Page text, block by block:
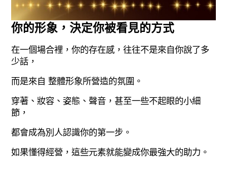
你的形象，決定你被看見的方式
在一個場合裡，你的存在感，往往不是來自你說了多
少話，
而是來自 整體形象所營造的氛圍。
穿著、妝容、姿態、聲音，甚至一些不起眼的小細
節，
都會成為別人認識你的第一步。
如果懂得經營，這些元素就能變成你最強大的助力。